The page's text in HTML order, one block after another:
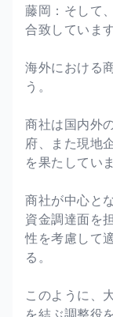
藤岡：そして
合致しています
海外における
う。
商社は国内外
府、また現地
を果たしていま
商社が中心と
資金調達面を
性を考慮して
る。
このように、
を結ぶ調整役